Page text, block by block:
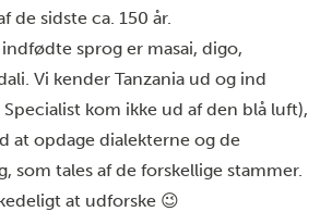
sidste ca. 150 år.
sprog er masai, digo,
Vi kender Tanzania ud og ind
Specialist kom ikke ud af den blå luft),
at opdage dialekterne og de
som tales af de forskellige stammer.
at udforske 😉